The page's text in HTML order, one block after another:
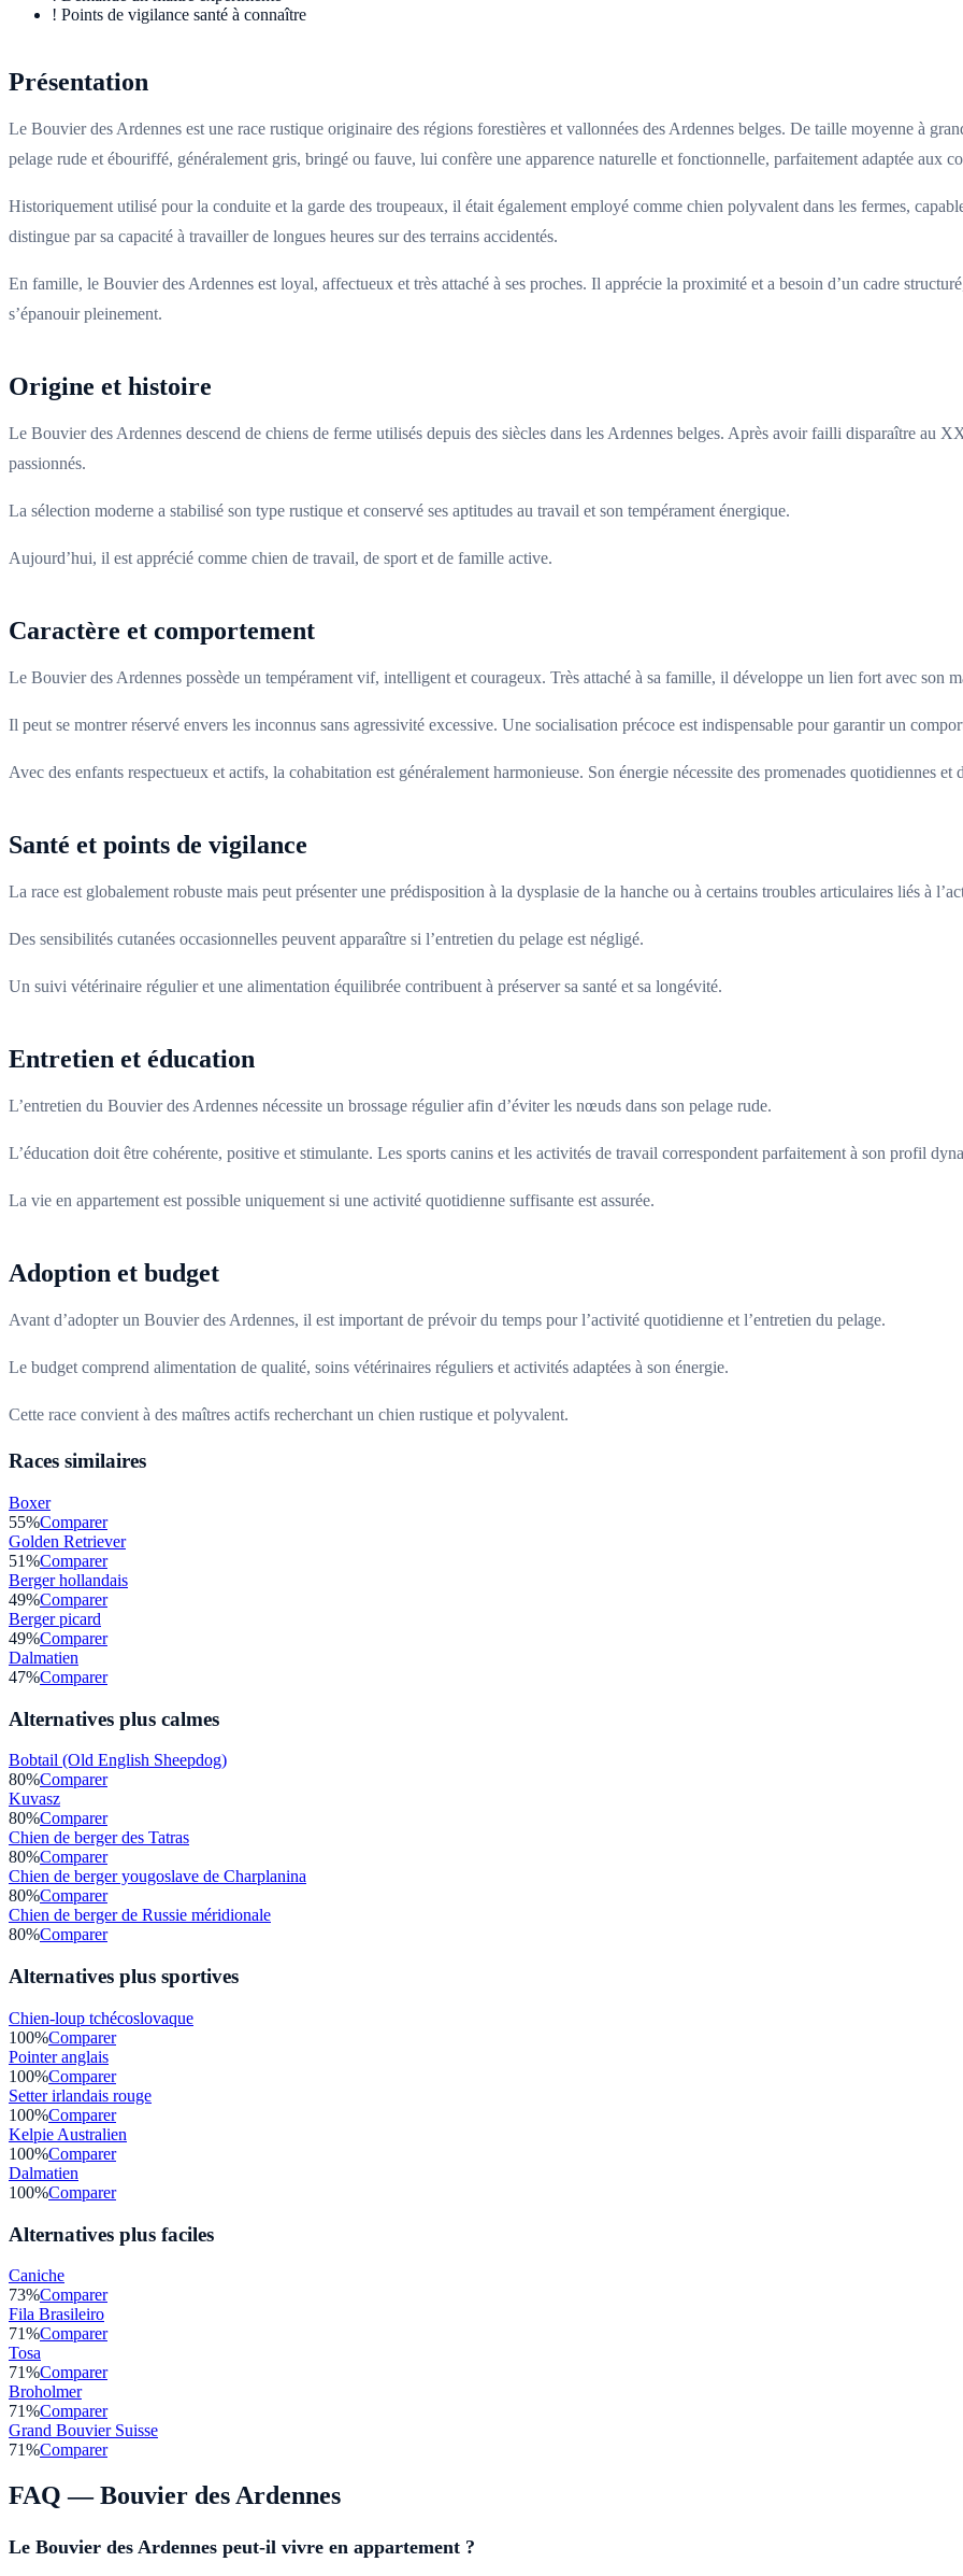
! Points de vigilance santé à connaître
Présentation
Le Bouvier des Ardennes est une race rustique originaire des régions forestières et vallonnées des Ardennes belges. De taille moyenne à
pelage rude et ébouriffé, généralement gris, bringé ou fauve, lui confère une apparence naturelle et fonctionnelle, parfaitement adaptée aux
Historiquement utilisé pour la conduite et la garde des troupeaux, il était également employé comme chien polyvalent dans les fermes,
distingue par sa capacité à travailler de longues heures sur des terrains accidentés.
En famille, le Bouvier des Ardennes est loyal, affectueux et très attaché à ses proches. Il apprécie la proximité et a besoin d’un cadre
s’épanouir pleinement.
Origine et histoire
Le Bouvier des Ardennes descend de chiens de ferme utilisés depuis des siècles dans les Ardennes belges. Après avoir failli disparaître au
passionnés.
La sélection moderne a stabilisé son type rustique et conservé ses aptitudes au travail et son tempérament énergique.
Aujourd’hui, il est apprécié comme chien de travail, de sport et de famille active.
Caractère et comportement
Le Bouvier des Ardennes possède un tempérament vif, intelligent et courageux. Très attaché à sa famille, il développe un lien fort avec son
Il peut se montrer réservé envers les inconnus sans agressivité excessive. Une socialisation précoce est indispensable pour garantir un
Avec des enfants respectueux et actifs, la cohabitation est généralement harmonieuse. Son énergie nécessite des promenades quotidiennes et
Santé et points de vigilance
La race est globalement robuste mais peut présenter une prédisposition à la dysplasie de la hanche ou à certains troubles articulaires liés à
Des sensibilités cutanées occasionnelles peuvent apparaître si l’entretien du pelage est négligé.
Un suivi vétérinaire régulier et une alimentation équilibrée contribuent à préserver sa santé et sa longévité.
Entretien et éducation
L’entretien du Bouvier des Ardennes nécessite un brossage régulier afin d’éviter les nœuds dans son pelage rude.
L’éducation doit être cohérente, positive et stimulante. Les sports canins et les activités de travail correspondent parfaitement à son profil
La vie en appartement est possible uniquement si une activité quotidienne suffisante est assurée.
Adoption et budget
Avant d’adopter un Bouvier des Ardennes, il est important de prévoir du temps pour l’activité quotidienne et l’entretien du pelage.
Le budget comprend alimentation de qualité, soins vétérinaires réguliers et activités adaptées à son énergie.
Cette race convient à des maîtres actifs recherchant un chien rustique et polyvalent.
Races similaires
Boxer
55%Comparer
Golden Retriever
51%Comparer
Berger hollandais
49%Comparer
Berger picard
49%Comparer
Dalmatien
47%Comparer
Alternatives plus calmes
Bobtail (Old English Sheepdog)
80%Comparer
Kuvasz
80%Comparer
Chien de berger des Tatras
80%Comparer
Chien de berger yougoslave de Charplanina
80%Comparer
Chien de berger de Russie méridionale
80%Comparer
Alternatives plus sportives
Chien-loup tchécoslovaque
100%Comparer
Pointer anglais
100%Comparer
Setter irlandais rouge
100%Comparer
Kelpie Australien
100%Comparer
Dalmatien
100%Comparer
Alternatives plus faciles
Caniche
73%Comparer
Fila Brasileiro
71%Comparer
Tosa
71%Comparer
Broholmer
71%Comparer
Grand Bouvier Suisse
71%Comparer
FAQ —Bouvier des Ardennes
Le Bouvier des Ardennes peut-il vivre en appartement ?